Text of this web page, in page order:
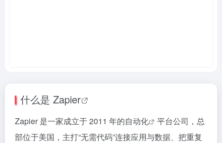
什么是 Zapier
Zapier 是一家成立于 2011 年的自动化
平台公司，总
部位于美国，主打“无需代码”连接应用与数据、把重复